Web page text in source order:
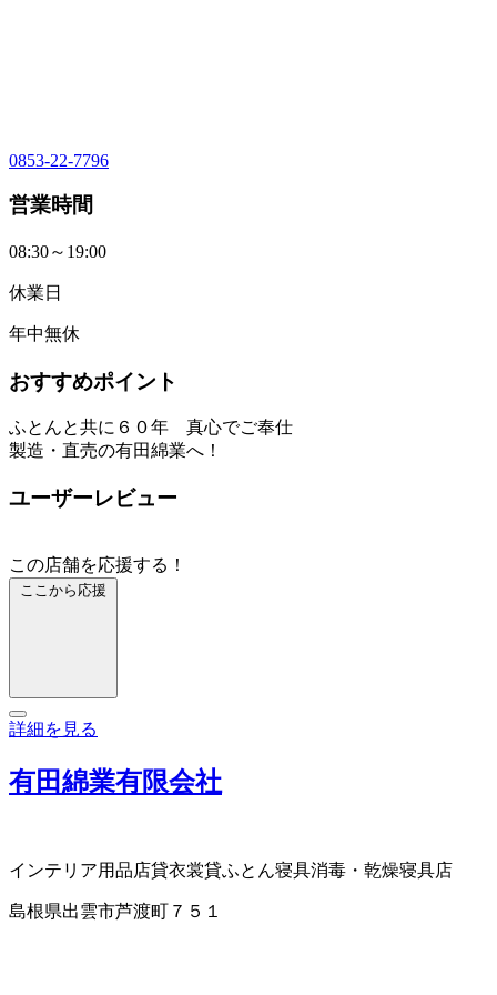
0853-22-7796
営業時間
08:30～19:00
休業日
年中無休
おすすめポイント
ふとんと共に６０年 真心でご奉仕
製造・直売の有田綿業へ！
ユーザーレビュー
この店舗を応援する！
ここから応援
詳細を見る
有田綿業有限会社
インテリア用品店貸衣裳貸ふとん寝具消毒・乾燥寝具店
島根県出雲市芦渡町７５１